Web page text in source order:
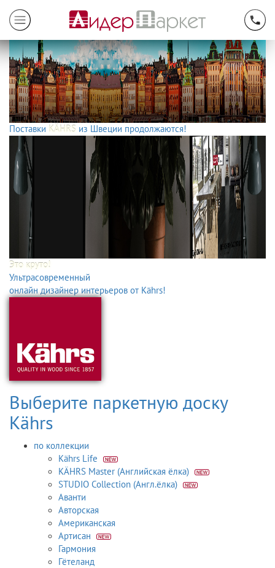
Поставки KÄHRS из Швеции продолжаются!
Это круто!
Ультрасовременный
онлайн дизайнер интерьеров от Kährs!
Выберите паркетную доску
Kährs
по коллекции
Kährs Life
KÄHRS Master (Английская ёлка)
STUDIO Collection (Англ.ёлка)
Аванти
Авторская
Американская
Артисан
Гармония
Гётеланд